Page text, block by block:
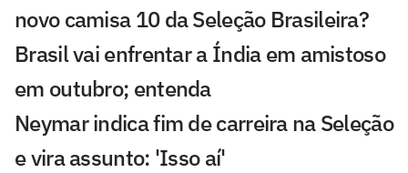
novo camisa 10 da Seleção Brasileira?
Brasil vai enfrentar a Índia em amistoso
em outubro; entenda
Neymar indica fim de carreira na Seleção
e vira assunto: 'Isso aí'